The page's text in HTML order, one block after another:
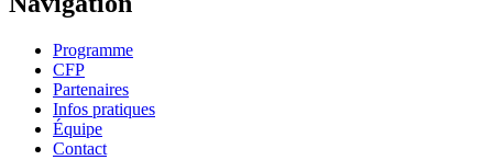
Programme
CFP
Partenaires
Infos pratiques
Équipe
Contact